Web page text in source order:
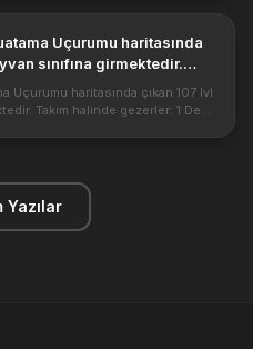
sınıfına girmektedir.
Uçurumu haritasında çıkan 107 lvl
Takım halinde gezerler: 1 Dev
Yazılar